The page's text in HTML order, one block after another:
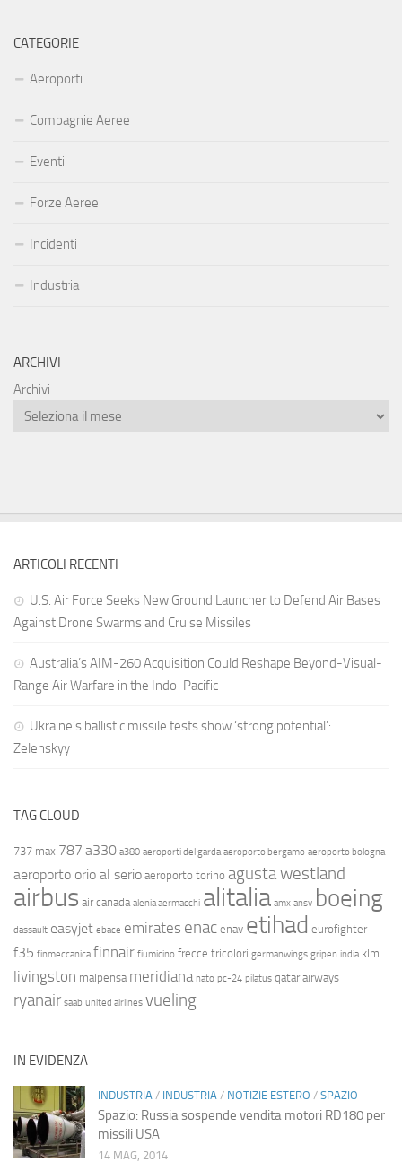
CATEGORIE
Aeroporti
Compagnie Aeree
Eventi
Forze Aeree
Incidenti
Industria
ARCHIVI
Archivi
ARTICOLI RECENTI
U.S. Air Force Seeks New Ground Launcher to Defend Air Bases
Against Drone Swarms and Cruise Missiles
Australia’s AIM-260 Acquisition Could Reshape Beyond-Visual-
Range Air Warfare in the Indo-Pacific
Ukraine’s ballistic missile tests show ‘strong potential’:
Zelenskyy
TAG CLOUD
737 max 787 a330 a380 aeroporti del garda aeroporto bergamo aeroporto bologna
aeroporto orio al serio aeroporto torino agusta westland
airbus air canada alenia aermacchi alitalia amx ansv boeing
dassault easyjet ebace emirates enac enav etihad eurofighter
f35 finmeccanica finnair fiumicino frecce tricolori germanwings gripen india klm
livingston malpensa meridiana nato pc-24 pilatus qatar airways
ryanair saab united airlines vueling
IN EVIDENZA
INDUSTRIA / INDUSTRIA / NOTIZIE ESTERO / SPAZIO
Spazio: Russia sospende vendita motori RD180 per
missili USA
14 MAG, 2014